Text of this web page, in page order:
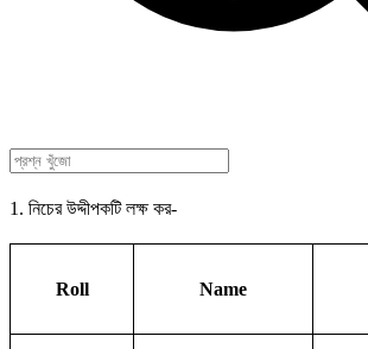
1. নিচের উদ্দীপকটি লক্ষ কর-
Roll Name